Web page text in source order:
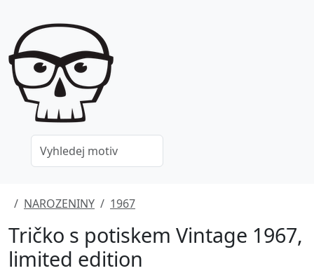
NAROZENINY 1967
Tričko s potiskem Vintage 1967,
limited edition